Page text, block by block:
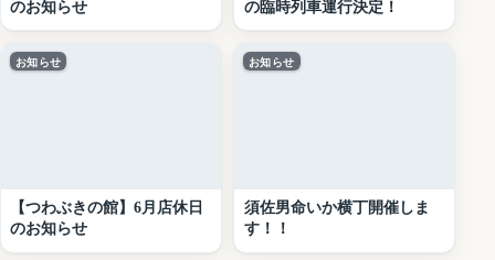
のお知らせ
の臨時列車運行決定！
お知らせ
【つわぶきの館】6月店休日
のお知らせ
お知らせ
須佐男命いか横丁開催しま
す！！